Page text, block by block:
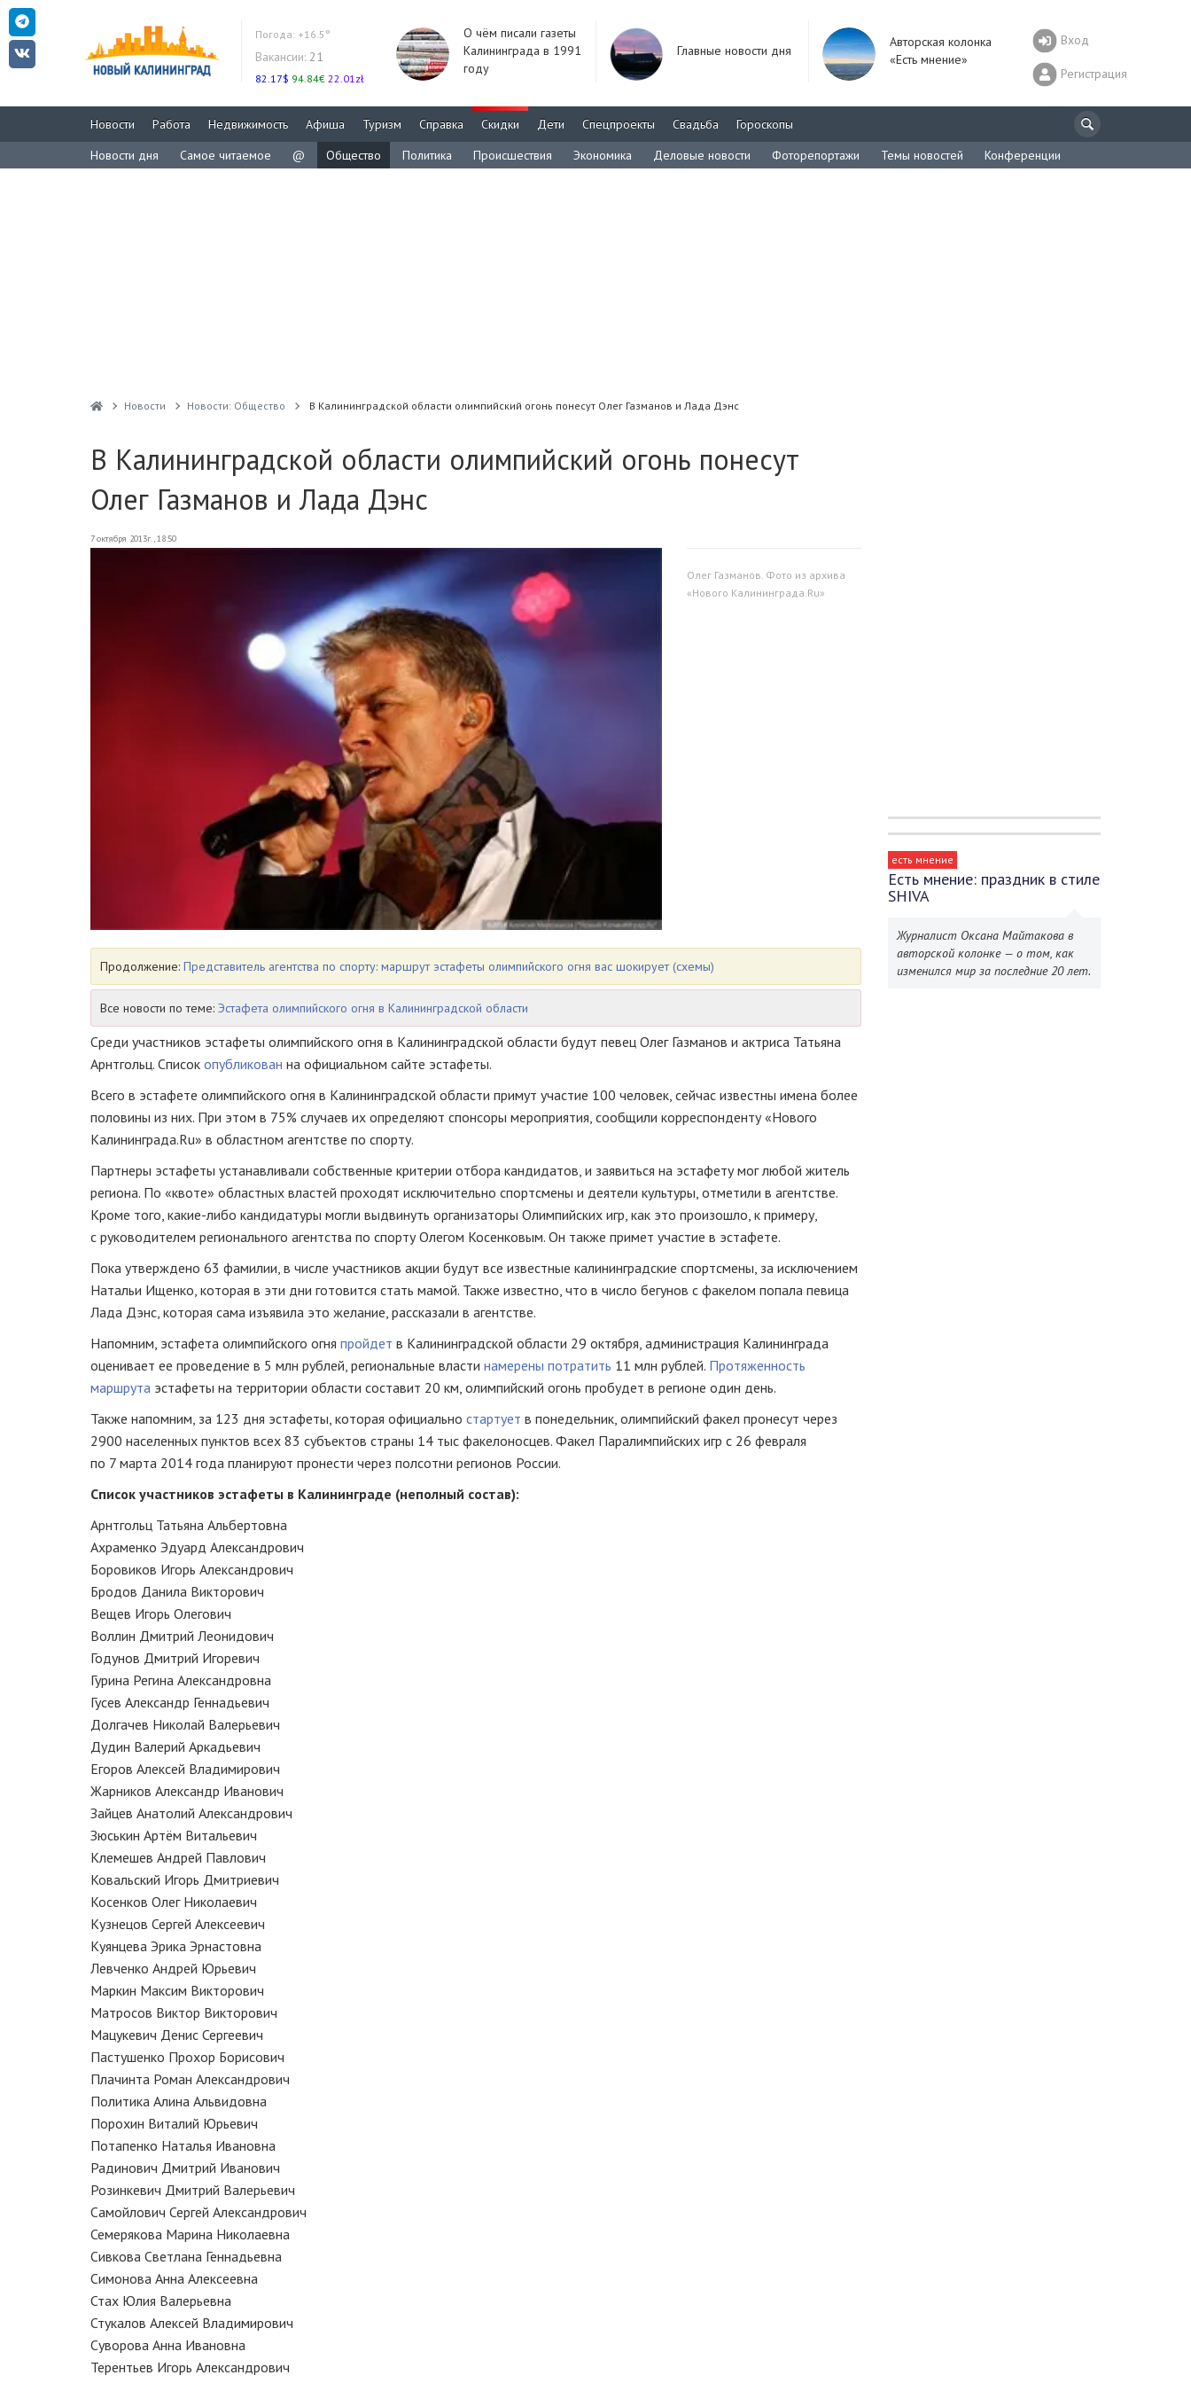
Погода: +16.5°
Вакансии: 21
82.17$ 94.84€ 22.01zł
О чём писали газеты
Калининграда в 1991
году
Главные новости дня
Авторская колонка
«Есть мнение»
Вход
Регистрация
Новости Работа Недвижимость Афиша Туризм Справка Скидки Дети Спецпроекты Свадьба
Гороскопы
Новости дня
Самое читаемое @ Общество Политика Происшествия Экономика Деловые новости Фоторепортажи Темы новостей Конференции
Новости Новости: Общество В Калининградской области олимпийский огонь понесут Олег Газманов и Лада Дэнс
В Калининградской области олимпийский огонь понесут
Олег Газманов и Лада Дэнс
7 октября 2013г., 18:50
Олег Газманов. Фото из архива
«Нового Калининграда.Ru»
Продолжение: Представитель агентства по спорту: маршрут эстафеты олимпийского огня вас шокирует (схемы)
Все новости по теме: Эстафета олимпийского огня в Калининградской области
Среди участников эстафеты олимпийского огня в Калининградской области будут певец Олег Газманов и актриса Татьяна
Арнтгольц. Список опубликован на официальном сайте эстафеты.
Всего в эстафете олимпийского огня в Калининградской области примут участие 100 человек, сейчас известны имена более
половины из них. При этом в 75% случаев их определяют спонсоры мероприятия, сообщили корреспонденту «Нового
Калининграда.Ru» в областном агентстве по спорту.
Партнеры эстафеты устанавливали собственные критерии отбора кандидатов, и заявиться на эстафету мог любой житель
региона. По «квоте» областных властей проходят исключительно спортсмены и деятели культуры, отметили в агентстве.
Кроме того, какие-либо кандидатуры могли выдвинуть организаторы Олимпийских игр, как это произошло, к примеру,
с руководителем регионального агентства по спорту Олегом Косенковым. Он также примет участие в эстафете.
Пока утверждено 63 фамилии, в числе участников акции будут все известные калининградские спортсмены, за исключением
Натальи Ищенко, которая в эти дни готовится стать мамой. Также известно, что в число бегунов с факелом попала певица
Лада Дэнс, которая сама изъявила это желание, рассказали в агентстве.
Напомним, эстафета олимпийского огня пройдет в Калининградской области 29 октября, администрация Калининграда
оценивает ее проведение в 5 млн рублей, региональные власти намерены потратить 11 млн рублей. Протяженность
маршрута эстафеты на территории области составит 20 км, олимпийский огонь пробудет в регионе один день.
Также напомним, за 123 дня эстафеты, которая официально стартует в понедельник, олимпийский факел пронесут через
2900 населенных пунктов всех 83 субъектов страны 14 тыс факелоносцев. Факел Паралимпийских игр с 26 февраля
по 7 марта 2014 года планируют пронести через полсотни регионов России.
Список участников эстафеты в Калининграде (неполный состав):
Арнтгольц Татьяна Альбертовна
Ахраменко Эдуард Александрович
Боровиков Игорь Александрович
Бродов Данила Викторович
Вещев Игорь Олегович
Воллин Дмитрий Леонидович
Годунов Дмитрий Игоревич
Гурина Регина Александровна
Гусев Александр Геннадьевич
Долгачев Николай Валерьевич
Дудин Валерий Аркадьевич
Егоров Алексей Владимирович
Жарников Александр Иванович
Зайцев Анатолий Александрович
Зюськин Артём Витальевич
Клемешев Андрей Павлович
Ковальский Игорь Дмитриевич
Косенков Олег Николаевич
Кузнецов Сергей Алексеевич
Куянцева Эрика Эрнастовна
Левченко Андрей Юрьевич
Маркин Максим Викторович
Матросов Виктор Викторович
Мацукевич Денис Сергеевич
Пастушенко Прохор Борисович
Плачинта Роман Александрович
Политика Алина Альвидовна
Порохин Виталий Юрьевич
Потапенко Наталья Ивановна
Радинович Дмитрий Иванович
Розинкевич Дмитрий Валерьевич
Cамойлович Сергей Александрович
Семерякова Марина Николаевна
Сивкова Светлана Геннадьевна
Симонова Анна Алексеевна
Стах Юлия Валерьевна
Стукалов Алексей Владимирович
Суворова Анна Ивановна
Терентьев Игорь Александрович
есть мнение
Есть мнение: праздник в стиле
SHIVA
Журналист Оксана Майтакова в
авторской колонке — о том, как
изменился мир за последние 20 лет.